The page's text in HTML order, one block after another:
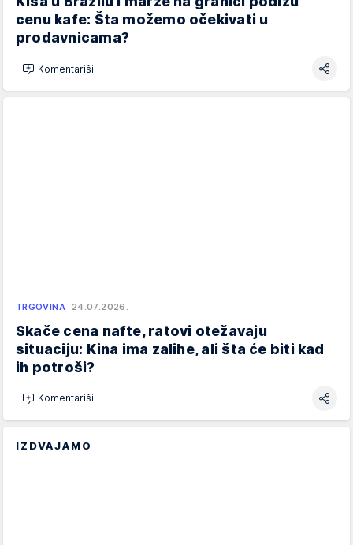
cenu kafe: Šta možemo očekivati u
prodavnicama?
Komentariši
TRGOVINA 24.07.2026.
Skače cena nafte, ratovi otežavaju
situaciju: Kina ima zalihe, ali šta će biti kad
ih potroši?
Komentariši
IZDVAJAMO